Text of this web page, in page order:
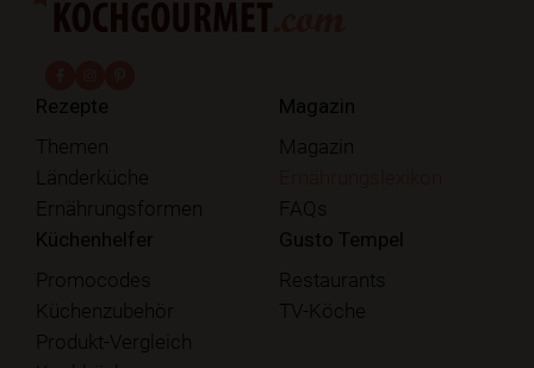
Rezepte
Themen
Länderküche
Ernährungsformen
Magazin
Magazin
FAQs
Küchenhelfer
Promocodes
Küchenzubehör
Produkt-Vergleich
Gusto Tempel
Restaurants
TV-Köche